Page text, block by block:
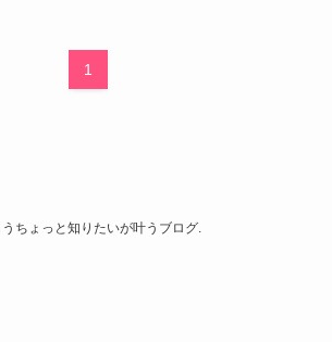
1
ちょっと知りたいが叶うブログ.